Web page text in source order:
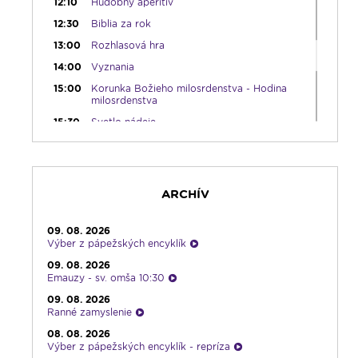
12:30
Biblia za rok
13:00
Rozhlasová hra
14:00
Vyznania
15:00
Korunka Božieho milosrdenstva - Hodina
milosrdenstva
15:30
Svetlo nádeje
16:00
Piesne na želanie
17:30
Infolumen
Emauzy - sv. omša 18:00
19:30
Kresťanské noviny
19:45
Rádio Vatikán - SK
20:00
Vešpery zo Spišskej Kapituly
20:30
Karmel
22:00
V sile slova
22:30
Pohoda s klasikou
ARCHÍV
09. 08. 2026
Výber z pápežských encyklík
09. 08. 2026
Emauzy - sv. omša 10:30
09. 08. 2026
Ranné zamyslenie
08. 08. 2026
Výber z pápežských encyklík - repríza